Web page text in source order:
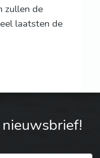
zullen de
laatsten de